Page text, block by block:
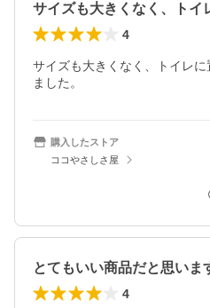
4
サイズも大きくなく、トイレ
ました。
購入したストア
ココやさしさ屋
4